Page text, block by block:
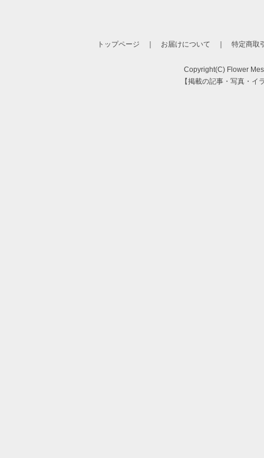
トップページ お届けについて 特定商取
Copyright(C) Flower
【掲載の記事・写真・